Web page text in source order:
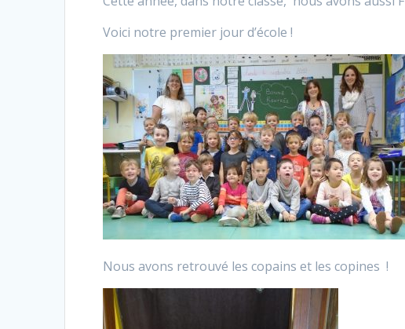
Voici notre premier jour d’école !
Nous avons retrouvé les copains et les copines !